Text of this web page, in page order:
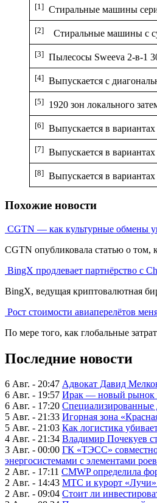
[1] Стиральные машины
[2] Стиральные машины с
[3] Пылесосы Sweeva 2-в-1
[4] Выпускается с
[5] 1920 зон локального
[6] Выпускается в
[7] Выпускается в
[8] Выпускается в
Похожие новости
CGTN — как культурные обмены
CGTN опубликовала статью о том,
BingX продлевает партнёрство с
BingX, ведущая криптовалютная
Рост стоимости авиаперелётов
По мере того, как глобальные
Последние новости
6 Авг. - 20:47 Адвокат Давид
6 Авг. - 19:57 Ирак — новый рынок
6 Авг. - 17:20 Специализированные
5 Авг. - 21:33 Игорная зона
5 Авг. - 21:03 Как логистика
4 Авг. - 21:34 Владимир Почекуев
3 Авг. - 00:00 ГК «ТЭСС»
энергосистемами с элементами
2 Авг. - 17:11 CMWP определила
2 Авг. - 14:43 МТС и курорт «Лучи»
2 Авг. - 09:04 Стоит ли